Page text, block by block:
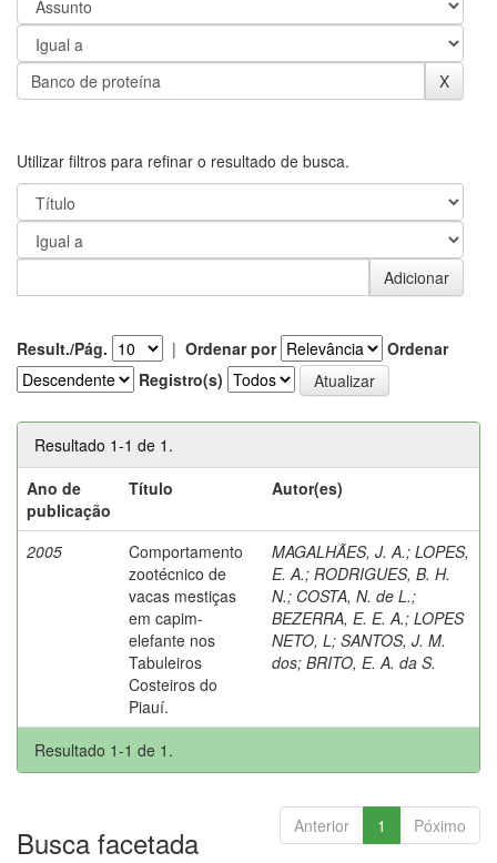
Utilizar filtros para refinar o resultado de busca.
Result./Pág. | Ordenar por
Ordenar
Registro(s)
Resultado 1-1 de 1.
Ano de
publicação
Título Autor(es)
2005
Comportamento
zootécnico de
vacas mestiças
em capim-
elefante nos
Tabuleiros
Costeiros do
Piauí.
MAGALHÃES, J. A.; LOPES,
E. A.; RODRIGUES, B. H.
N.; COSTA, N. de L.;
BEZERRA, E. E. A.; LOPES
NETO, L; SANTOS, J. M.
dos; BRITO, E. A. da S.
Resultado 1-1 de 1.
Anterior 1 Póximo
Busca facetada